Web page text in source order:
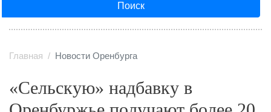
Поиск
Главная Новости Оренбурга
«Сельскую» надбавку в